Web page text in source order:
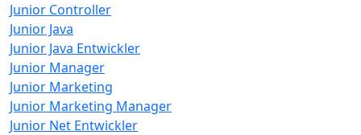
Junior Controller
Junior Java
Junior Java Entwickler
Junior Manager
Junior Marketing
Junior Marketing Manager
Junior Net Entwickler